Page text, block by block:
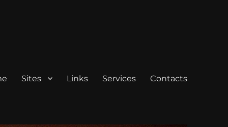
Sites Links Services Contacts